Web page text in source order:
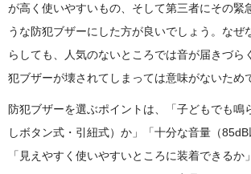
が高く使いやすいもの、そして第三者にその緊
うな防犯ブザーにした方が良いでしょう。なぜ
らしても、人気のないところでは音が届きづら
犯ブザーが壊されてしまっては意味がないため
防犯ブザーを選ぶポイントは、「子どもでも鳴
しボタン式・引紐式）か」「十分な音量（85dB
「見えやすく使いやすいところに装着できるか